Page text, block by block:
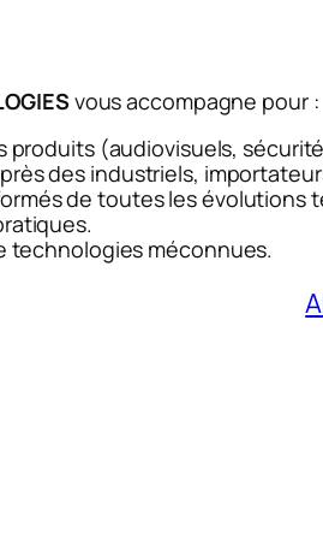
vous accompagne pour :
produits (audiovisuels,
des industriels,
de toutes les
technologies méconnues.